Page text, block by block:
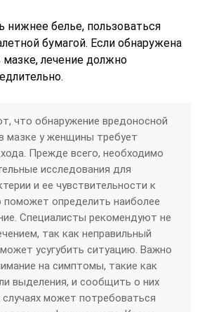
нижнее белье, пользоваться
бумагой. Если обнаружена
мазке, лечение должно
что обнаружение вредоносной
мазке у женщины требует
Прежде всего, необходимо
исследования для
и ее чувствительности к
определить наиболее
Специалисты рекомендуют не
так как неправильный
усугубить ситуацию. Важно
на симптомы, такие как
выделения, и сообщить о них
может потребоваться